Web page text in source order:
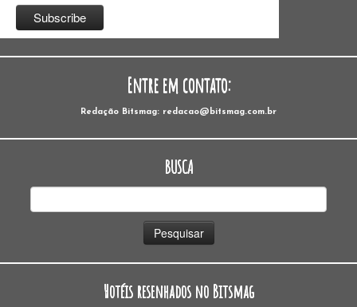
Entre em contato:
Redação Bitsmag: redacao@bitsmag.com.br
BUSCA
Hotéis resenhados no Bitsmag